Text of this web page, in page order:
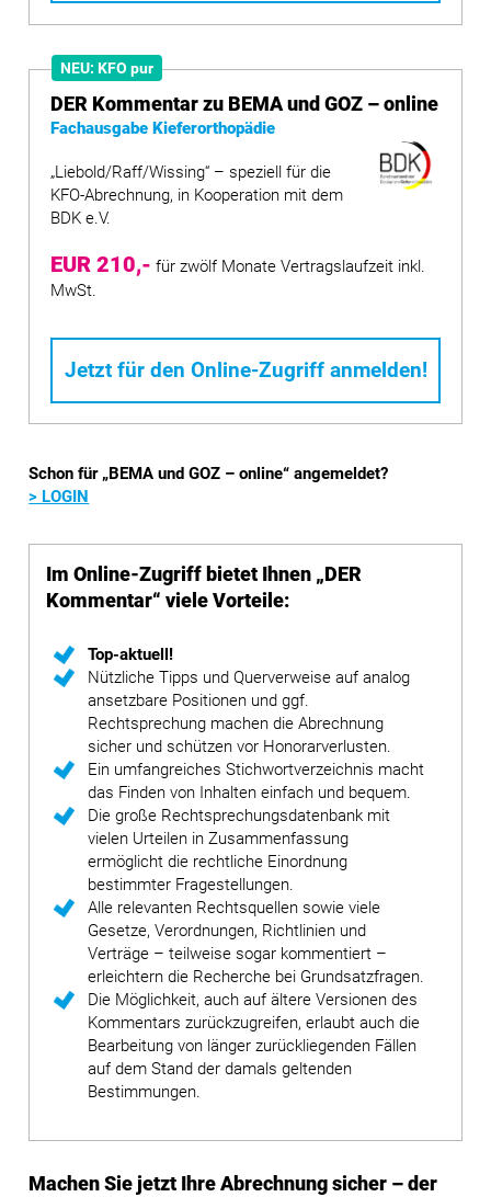
NEU: KFO pur
DER Kommentar zu BEMA und GOZ – online
Fachausgabe Kieferorthopädie
„Liebold/Raff/Wissing“ – speziell für die
KFO-Abrechnung, in Kooperation mit dem
BDK e.V.
EUR 210,- für zwölf Monate Vertragslaufzeit inkl.
MwSt.
Jetzt für den Online-Zugriff anmelden!
Schon für „BEMA und GOZ – online“ angemeldet?
> LOGIN
Im Online-Zugriff bietet Ihnen „DER
Kommentar“ viele Vorteile:
Top-aktuell!
Nützliche Tipps und Querverweise auf analog
ansetzbare Positionen und ggf.
Rechtsprechung machen die Abrechnung
sicher und schützen vor Honorarverlusten.
Ein umfangreiches Stichwortverzeichnis macht
das Finden von Inhalten einfach und bequem.
Die große Rechtsprechungsdatenbank mit
vielen Urteilen in Zusammenfassung
ermöglicht die rechtliche Einordnung
bestimmter Fragestellungen.
Alle relevanten Rechtsquellen sowie viele
Gesetze, Verordnungen, Richtlinien und
Verträge – teilweise sogar kommentiert –
erleichtern die Recherche bei Grundsatzfragen.
Die Möglichkeit, auch auf ältere Versionen des
Kommentars zurückzugreifen, erlaubt auch die
Bearbeitung von länger zurückliegenden Fällen
auf dem Stand der damals geltenden
Bestimmungen.
Machen Sie jetzt Ihre Abrechnung sicher – der